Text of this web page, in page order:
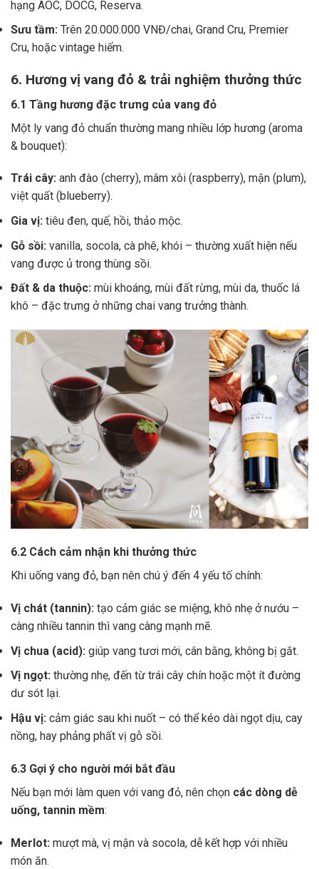
hạng AOC, DOCG, Reserva.
Sưu tầm: Trên 20.000.000 VNĐ/chai, Grand Cru, Premier
Cru, hoặc vintage hiếm.
6. Hương vị vang đỏ & trải nghiệm thưởng thức
6.1 Tầng hương đặc trưng của vang đỏ
Một ly vang đỏ chuẩn thường mang nhiều lớp hương (aroma
& bouquet):
Trái cây: anh đào (cherry), mâm xôi (raspberry), mận (plum),
việt quất (blueberry).
Gia vị: tiêu đen, quế, hồi, thảo mộc.
Gỗ sồi: vanilla, socola, cà phê, khói – thường xuất hiện nếu
vang được ủ trong thùng sồi.
Đất & da thuộc: mùi khoáng, mùi đất rừng, mùi da, thuốc lá
khô – đặc trưng ở những chai vang trưởng thành.
6.2 Cách cảm nhận khi thưởng thức
Khi uống vang đỏ, bạn nên chú ý đến 4 yếu tố chính:
Vị chát (tannin): tạo cảm giác se miệng, khô nhẹ ở nướu –
càng nhiều tannin thì vang càng mạnh mẽ.
Vị chua (acid): giúp vang tươi mới, cân bằng, không bị gắt.
Vị ngọt: thường nhẹ, đến từ trái cây chín hoặc một ít đường
dư sót lại.
Hậu vị: cảm giác sau khi nuốt – có thể kéo dài ngọt dịu, cay
nồng, hay phảng phất vị gỗ sồi.
6.3 Gợi ý cho người mới bắt đầu
Nếu bạn mới làm quen với vang đỏ, nên chọn các dòng dễ
uống, tannin mềm:
Merlot: mượt mà, vị mận và socola, dễ kết hợp với nhiều
món ăn.